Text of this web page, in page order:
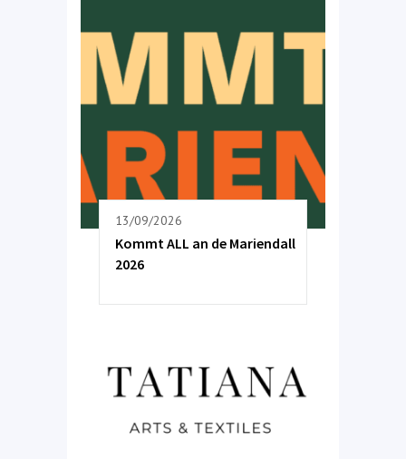
13/09/2026
Kommt ALL an de Mariendall
2026